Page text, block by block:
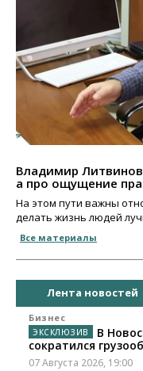
Владимир
а про ощущение
На этом пути важны
делать жизнь людей
Все материалы
Лента новостей
Бизнес
В
сократился
07 Августа 2026, 19:00